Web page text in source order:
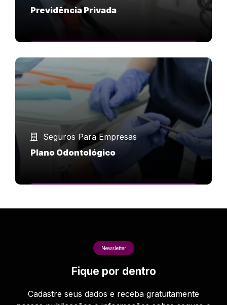
Previdência Privada
Seguros Para Empresas
Plano Odontológico
Newsletter
Fique por dentro
Cadastre seus dados e receba gratuitamente